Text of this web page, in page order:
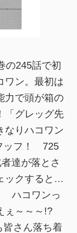
の245話で初
ワン。最初は
力で頭が箱の
「グレッグ先
なりハコワン
ッフ！ 725
達が落とさ
ックすると…
ハコワンっ
ぇ～～～!?
さん落ち着